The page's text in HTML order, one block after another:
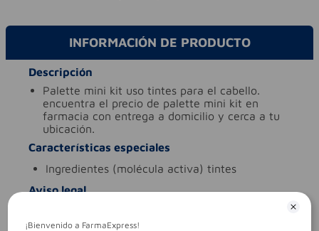
INFORMACIÓN DE PRODUCTO
Descripción
palette mini kit uso tintes para el cabello.
encuentra el precio de palette mini kit en
farmacia con entrega a domicilio y cerca a tu
ubicación.
Características especiales
ingredientes (molécula activa) tintes
Aviso legal
¡Bienvenido a FarmaExpress!